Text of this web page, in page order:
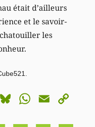
était d’ailleurs
et le savoir-
les
Facebook
BlueskyEmail